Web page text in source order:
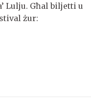
Lulju. Għal biljetti u
żur: